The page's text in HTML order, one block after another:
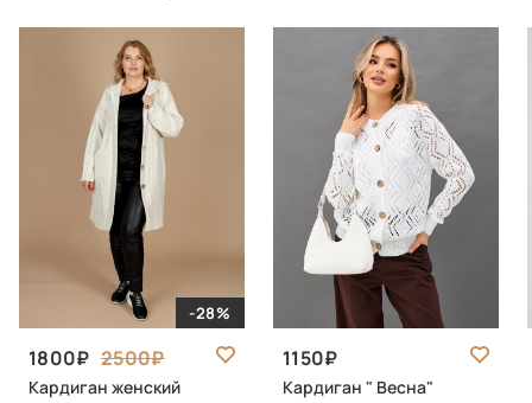
-28%
1800 2500
Кардиган женский
1150
Кардиган " Весна"